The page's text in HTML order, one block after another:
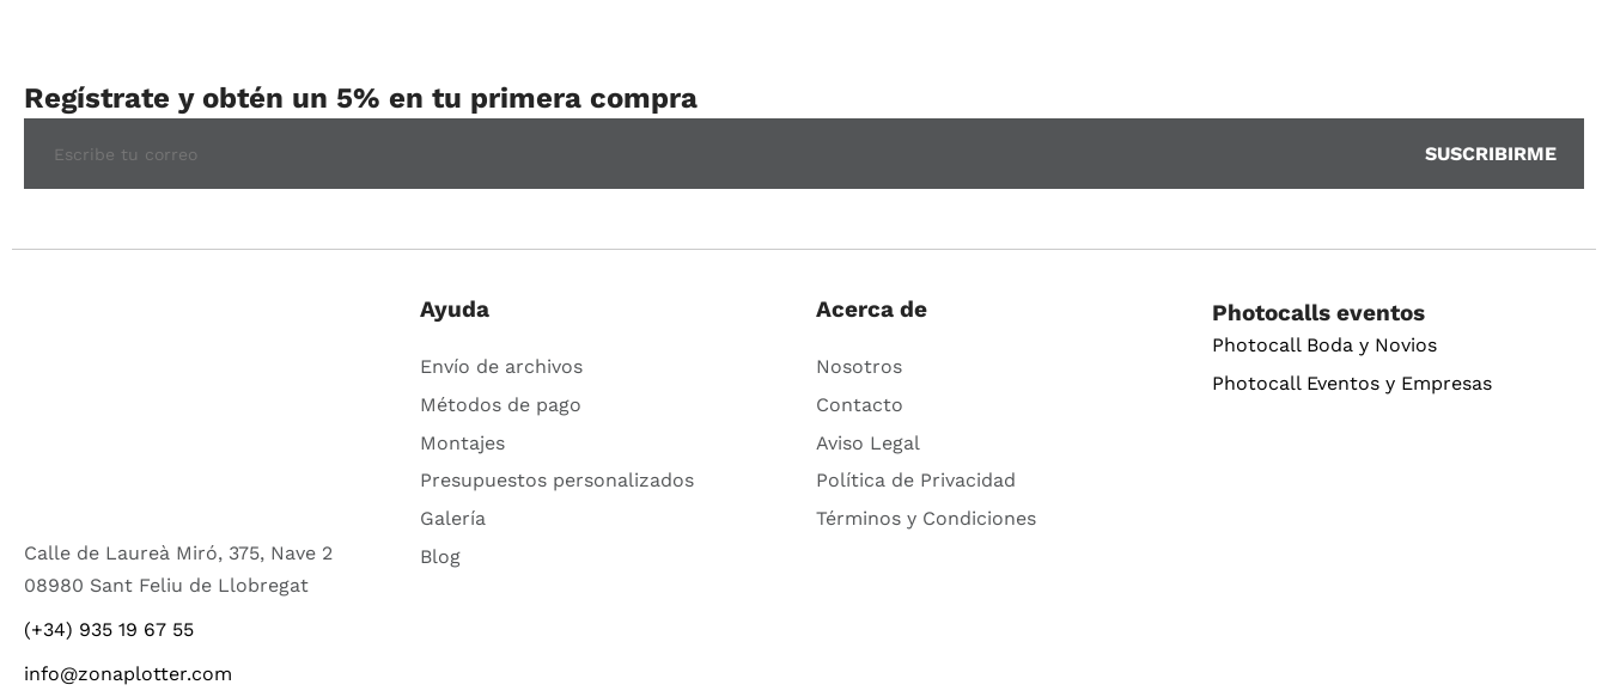
Regístrate y obtén un 5% en tu primera compra
Calle de Laureà Miró, 375, Nave 2
08980 Sant Feliu de Llobregat
(+34) 935 19 67 55
info@zonaplotter.com
Ayuda
Envío de archivos
Métodos de pago
Montajes
Presupuestos personalizados
Galería
Blog
Acerca de
Nosotros
Contacto
Aviso Legal
Política de Privacidad
Términos y Condiciones
Photocalls eventos
Photocall Boda y Novios
Photocall Eventos y Empresas